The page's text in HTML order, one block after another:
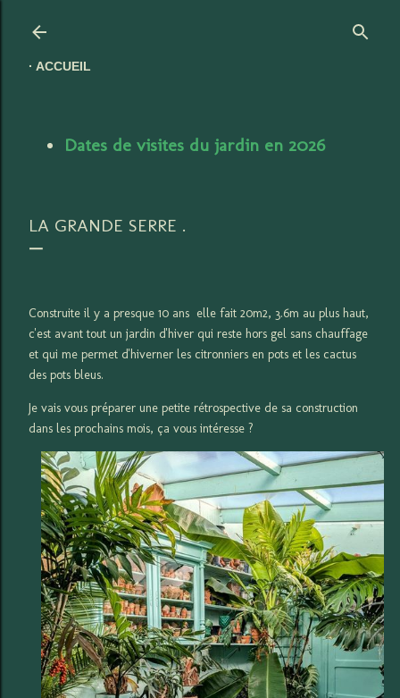
ACCUEIL
Dates de visites du jardin en 2026
LA GRANDE SERRE .
Construite il y a presque 10 ans elle fait 20m2, 3.6m au plus haut,
c'est avant tout un jardin d'hiver qui reste hors gel sans chauffage
et qui me permet d'hiverner les citronniers en pots et les cactus
des pots bleus.
Je vais vous préparer une petite rétrospective de sa construction
dans les prochains mois, ça vous intéresse ?